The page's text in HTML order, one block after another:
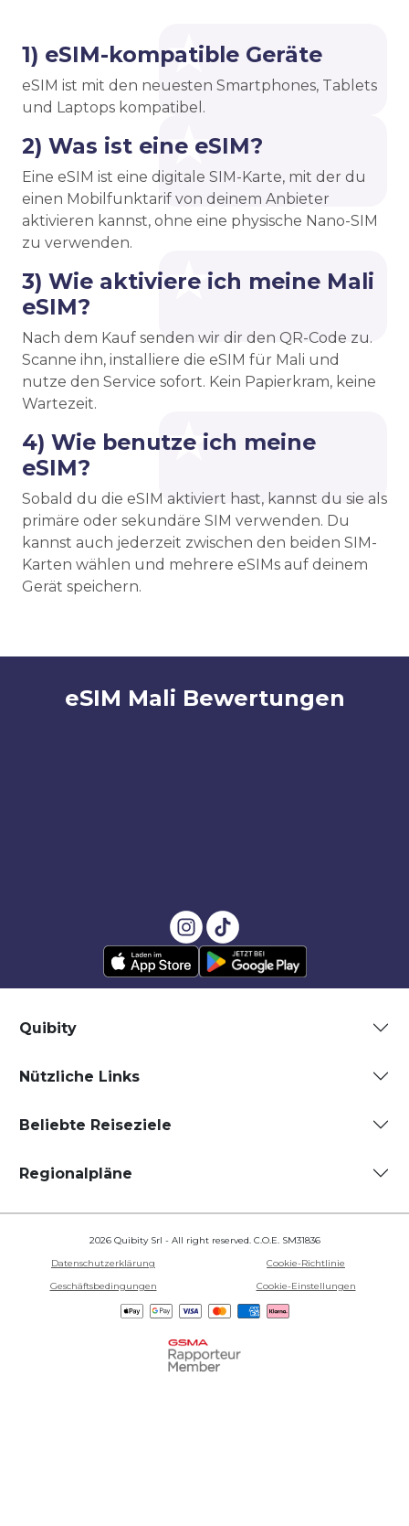
1) eSIM-kompatible Geräte
eSIM ist mit den neuesten Smartphones, Tablets
und Laptops kompatibel.
2) Was ist eine eSIM?
Eine eSIM ist eine digitale SIM-Karte, mit der du
einen Mobilfunktarif von deinem Anbieter
aktivieren kannst, ohne eine physische Nano-SIM
zu verwenden.
3) Wie aktiviere ich meine Mali
eSIM?
Nach dem Kauf senden wir dir den QR-Code zu.
Scanne ihn, installiere die eSIM für Mali und
nutze den Service sofort. Kein Papierkram, keine
Wartezeit.
4) Wie benutze ich meine
eSIM?
Sobald du die eSIM aktiviert hast, kannst du sie als
primäre oder sekundäre SIM verwenden. Du
kannst auch jederzeit zwischen den beiden SIM-
Karten wählen und mehrere eSIMs auf deinem
Gerät speichern.
eSIM Mali Bewertungen
Quibity
Nützliche Links
Beliebte Reiseziele
Regionalpläne
2026 Quibity Srl - All right reserved. C.O.E. SM31836
Datenschutzerklärung
Cookie-Richtlinie
Geschäftsbedingungen
Cookie-Einstellungen